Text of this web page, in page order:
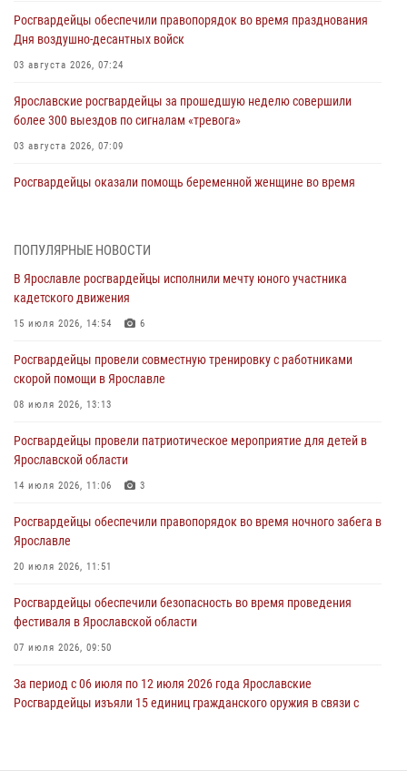
Росгвардейцы обеспечили правопорядок во время празднования
Дня воздушно-десантных войск
03 августа 2026, 07:24
Ярославские росгвардейцы за прошедшую неделю совершили
более 300 выездов по сигналам «тревога»
03 августа 2026, 07:09
Росгвардейцы оказали помощь беременной женщине во время
Росгвардейцы изъяли 41 единицу гражданского оружия в связи с
нарушением законодательства
30 июля 2026, 11:51
В региональном управлении Росгвардии состоялся молебен,
приуроченный к празднику Крещения Руси
28 июля 2026, 14:56
Ярославские росгвардейцы за прошедшую неделю совершили
более 250 выездов по сигналам «Тревога»
27 июля 2026, 08:59
Росгвардейцы обеспечили правопорядок во время массового
забега в Ярославле
27 июля 2026, 07:16
ПОПУЛЯРНЫЕ НОВОСТИ
В Ярославле росгвардейцы исполнили мечту юного участника
кадетского движения
15 июля 2026, 14:54 6
Росгвардейцы провели совместную тренировку с работниками
скорой помощи в Ярославле
08 июля 2026, 13:13
Росгвардейцы провели патриотическое мероприятие для детей в
Ярославской области
14 июля 2026, 11:06 3
Росгвардейцы обеспечили правопорядок во время ночного забега в
Ярославле
20 июля 2026, 11:51
Росгвардейцы обеспечили безопасность во время проведения
фестиваля в Ярославской области
07 июля 2026, 09:50
За период с 06 июля по 12 июля 2026 года Ярославские
Росгвардейцы изъяли 15 единиц гражданского оружия в связи с